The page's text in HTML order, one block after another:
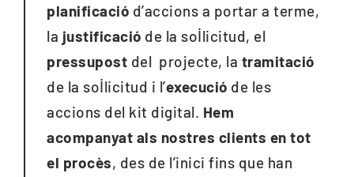
planificació d’accions a portar a terme,
la justificació de la sol·licitud, el
pressupost del projecte, la tramitació
de la sol·licitud i l’execució de les
accions del kit digital. Hem
acompanyat als nostres clients en tot
el procès, des de l’inici fins que han